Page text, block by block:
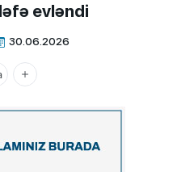
evləndi
30.06.2026
Xalq.Online